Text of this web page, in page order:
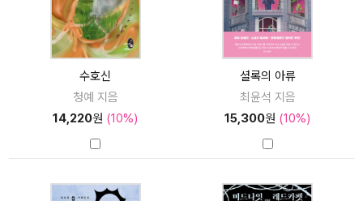
수호신
청예 지음
14,220원 (10%)
셜록의 아류
최윤석 지음
15,300원 (10%)